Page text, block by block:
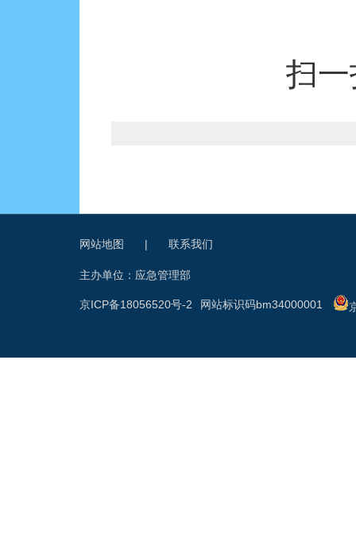
扫
网站地图 | 联系我们
主办单位：应急管理部
网站标识码bm34000001
京ICP备18056520号-2